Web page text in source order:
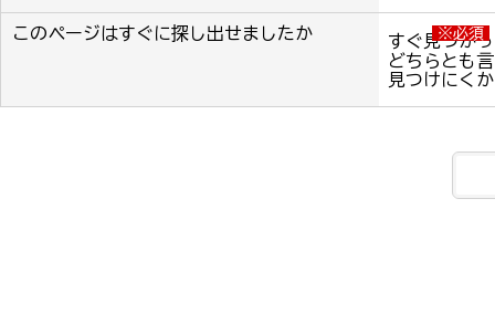
このページはすぐに探し出せましたか ※必須
すぐ見つか
どちらとも
見つけにく